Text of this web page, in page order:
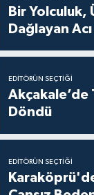
Bir Yolculuk,
Dağlayan
EDITÖRÜN SEÇTIĞI
Akçakale’de
Döndü
EDITÖRÜN SEÇTIĞI